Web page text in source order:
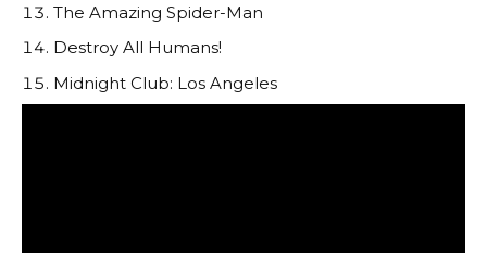
The Amazing Spider-Man
Destroy All Humans!
Midnight Club: Los Angeles